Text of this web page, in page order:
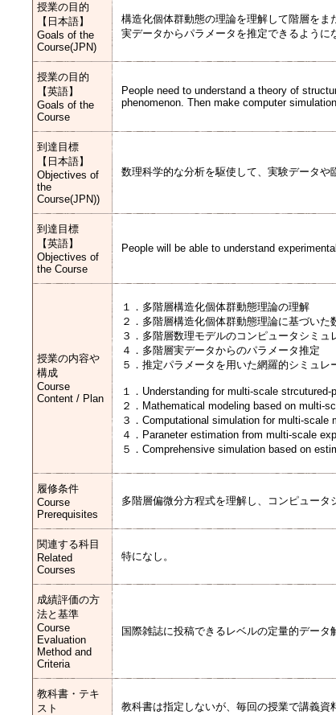
授業の目的
【日本語】
Goals of the
Course(JPN)
構造化個体群動態の理論を理解して階層をま
実データからパラメータを推定できるように
授業の目的
【英語】
Goals of the
Course
People need to understand a theory of
phenomenon. Then make computer
到達目標
【日本語】
Objectives of
the
Course(JPN))
数理科学的な分析を駆使して、実験データや
到達目標
【英語】
Objectives of
the Course
People will be able to understand
授業の内容や
構成
Course
Content / Plan
１．多階層構造化個体群動態理論の理解
２．多階層構造化個体群動態理論に基づいた
３．多階層数理モデルのコンピュータシミュ
４．多階層実データからのパラメータ推定
５．推定パラメータを用いた網羅的シミュレ
１．Understanding for multi-scale
２．Mathematical modeling based on multi-
３．Computational simulation for multi-scale
４．Paraneter estimation from multi-scale
５．Comprehensive simulation based on
履修条件
Course
Prerequisites
多階層偏微分方程式を理解し、コンピュータ
関連する科目
Related
Courses
特になし。
成績評価の方
法と基準
Course
Evaluation
Method and
Criteria
国際雑誌に投稿できるレベルの定量的データ
教科書・テキ
スト
教科書は指定しないが、毎回の授業で講義資